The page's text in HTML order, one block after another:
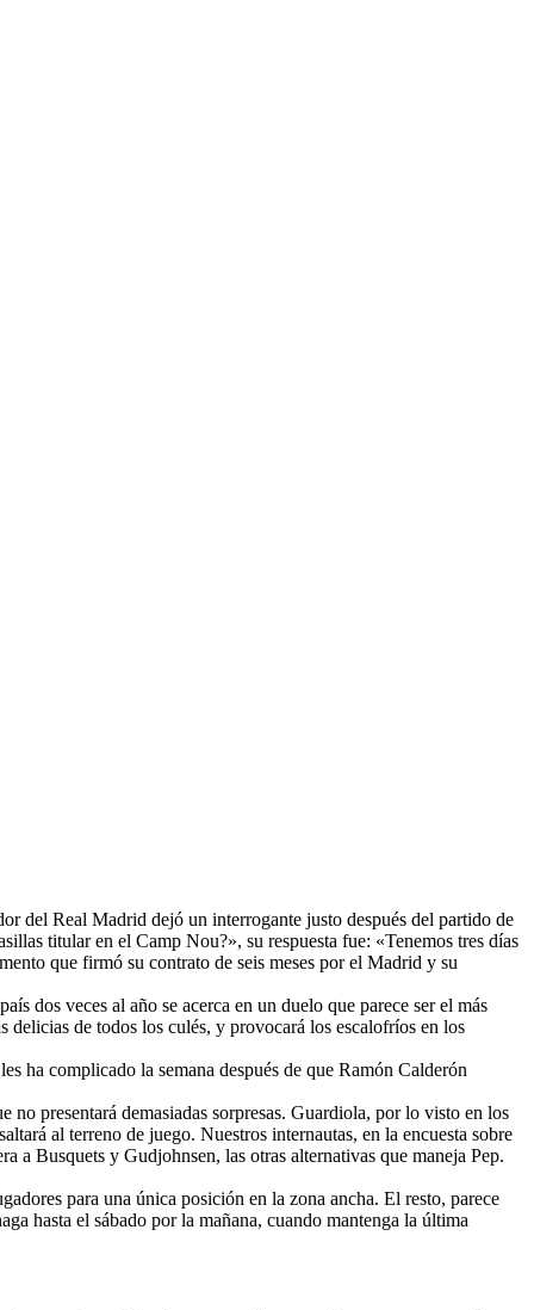
del Real Madrid dejó un interrogante justo después del partido de
titular en el Camp Nou?», su respuesta fue: «Tenemos tres días
que firmó su contrato de seis meses por el Madrid y su
dos veces al año se acerca en un duelo que parece ser el más
de todos los culés, y provocará los escalofríos en los
ha complicado la semana después de que Ramón Calderón
presentará demasiadas sorpresas. Guardiola, por lo visto en los
al terreno de juego. Nuestros internautas, en la encuesta sobre
a Busquets y Gudjohnsen, las otras alternativas que maneja Pep.
para una única posición en la zona ancha. El resto, parece
hasta el sábado por la mañana, cuando mantenga la última